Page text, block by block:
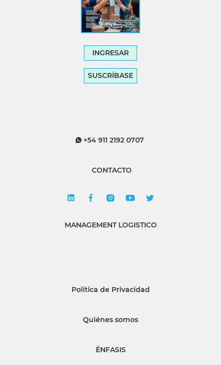
INGRESAR
SUSCRÍBASE
+54 911 2192 0707
CONTACTO
MANAGEMENT LOGISTICO
Política de Privacidad
Quiénes somos
ÉNFASIS